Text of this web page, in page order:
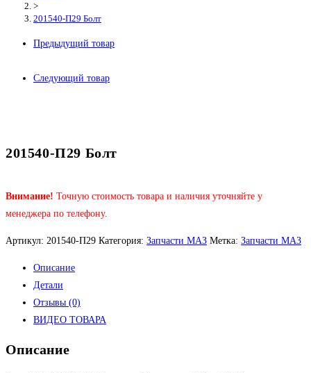
>
201540-П29 Болт
Предыдущий товар
Следующий товар
201540-П29 Болт
Внимание! Точную стоимость товара и наличия уточняйте у
менеджера по телефону.
Артикул: 201540-П29 Категория: Запчасти МАЗ Метка: Запчасти МАЗ
Описание
Детали
Отзывы (0)
ВИДЕО ТОВАРА
Описание